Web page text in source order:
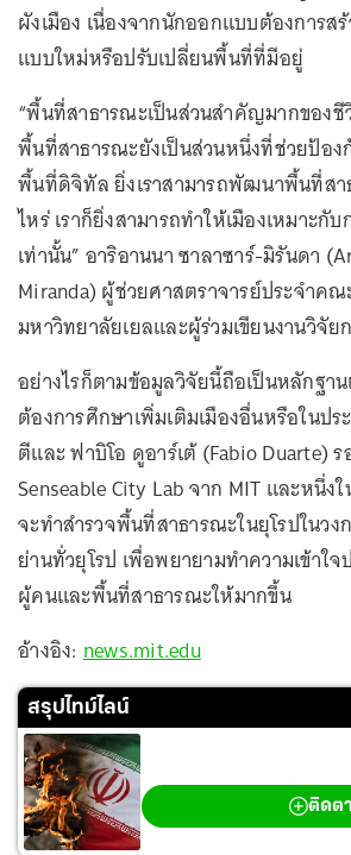
ผังเมือง เนื่องจากนักออกแบบต้องการส
แบบใหม่หรือปรับเปลี่ยนพื้นที่ที่มีอยู่
“พื้นที่สาธารณะเป็นส่วนสำคัญมากของ
พื้นที่สาธารณะยังเป็นส่วนหนึ่งที่ช่วยป้อง
พื้นที่ดิจิทัล ยิ่งเราสามารถพัฒนาพื้นที่สา
ไหร่ เราก็ยิ่งสามารถทำให้เมืองเหมาะกั
เท่านั้น” อาริอานนา ซาลาซาร์-มิรันดา
Miranda) ผู้ช่วยศาสตราจารย์ประจำค
มหาวิทยาลัยเยลและผู้ร่วมเขียนงานวิจัย
อย่างไรก็ตามข้อมูลวิจัยนี้ถือเป็นหลักฐา
ต้องการศึกษาเพิ่มเติมเมืองอื่นหรือในป
ตีและ ฟาบิโอ ดูอาร์เต้ (Fabio Duarte)
Senseable City Lab จาก MIT และหนึ่ง
จะทำสำรวจพื้นที่สาธารณะในยุโรปในว
ย่านทั่วยุโรป เพื่อพยายามทำความเข้าใ
ผู้คนและพื้นที่สาธารณะให้มากขึ้น
อ้างอิง:news.mit.edu
สรุปไทม์ไลน์
ติดต